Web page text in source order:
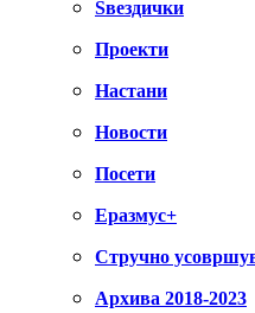
Ѕвездички
Проекти
Настани
Новости
Посети
Еразмус+
Стручно
Архива 2018-2023